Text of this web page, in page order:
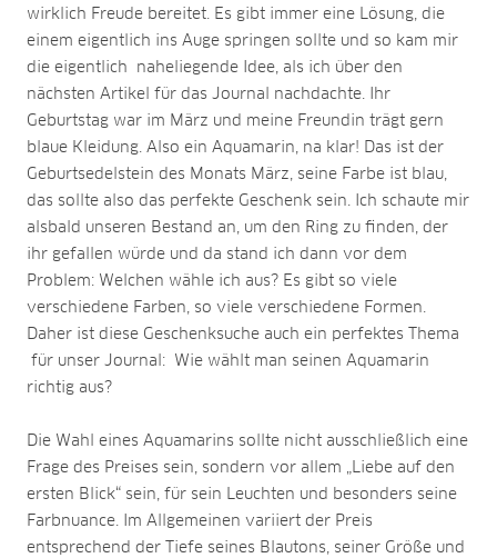
wirklich Freude bereitet. Es gibt immer eine Lösung, die
einem eigentlich ins Auge springen sollte und so kam mir
die eigentlich naheliegende Idee, als ich über den
nächsten Artikel für das Journal nachdachte. Ihr
Geburtstag war im März und meine Freundin trägt gern
blaue Kleidung. Also ein Aquamarin, na klar! Das ist der
Geburtsedelstein des Monats März, seine Farbe ist blau,
das sollte also das perfekte Geschenk sein. Ich schaute mir
alsbald unseren Bestand an, um den Ring zu finden, der
ihr gefallen würde und da stand ich dann vor dem
Problem: Welchen wähle ich aus? Es gibt so viele
verschiedene Farben, so viele verschiedene Formen.
Daher ist diese Geschenksuche auch ein perfektes Thema
für unser Journal: Wie wählt man seinen Aquamarin
richtig aus?
Die Wahl eines Aquamarins sollte nicht ausschließlich eine
Frage des Preises sein, sondern vor allem „Liebe auf den
ersten Blick“ sein, für sein Leuchten und besonders seine
Farbnuance. Im Allgemeinen variiert der Preis
entsprechend der Tiefe seines Blautons, seiner Größe und